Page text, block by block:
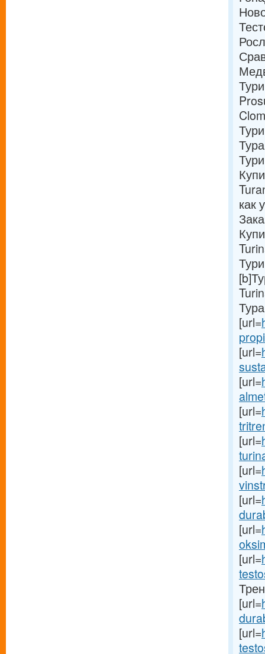
как
[url=
[url=
[url=
[url=
[url=
[url=
[url=
[url=
[url=
[url=
[url=